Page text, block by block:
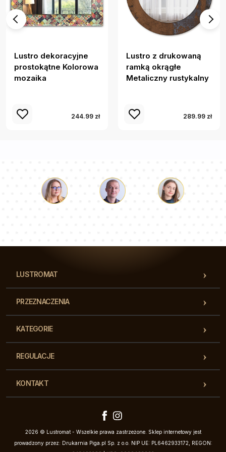
Lustro dekoracyjne
prostokątne Kolorowa
mozaika
244.99 zł
Lustro z drukowaną
ramką okrągłe
Metaliczny rustykalny
289.99 zł
LUSTROMAT
PRZEZNACZENIA
KATEGORIE
REGULACJE
KONTAKT
2026 © Lustromat - Wszelkie prawa zastrzeżone. Sklep internetowy jest
prowadzony przez: Drukarnia Piga.pl Sp. z o.o. NIP UE: PL6462933172, REGON: